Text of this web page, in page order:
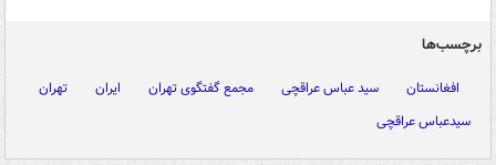
برچسب‌ها
افغانستان سید عباس عراقچی مجمع گفتگوی تهران ایران
تهران
سیدعباس عراقچی